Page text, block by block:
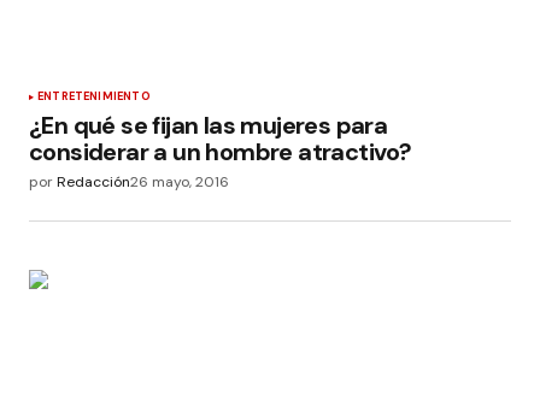
ENTRETENIMIENTO
¿En qué se fijan las mujeres para
considerar a un hombre atractivo?
porRedacción26 mayo, 2016